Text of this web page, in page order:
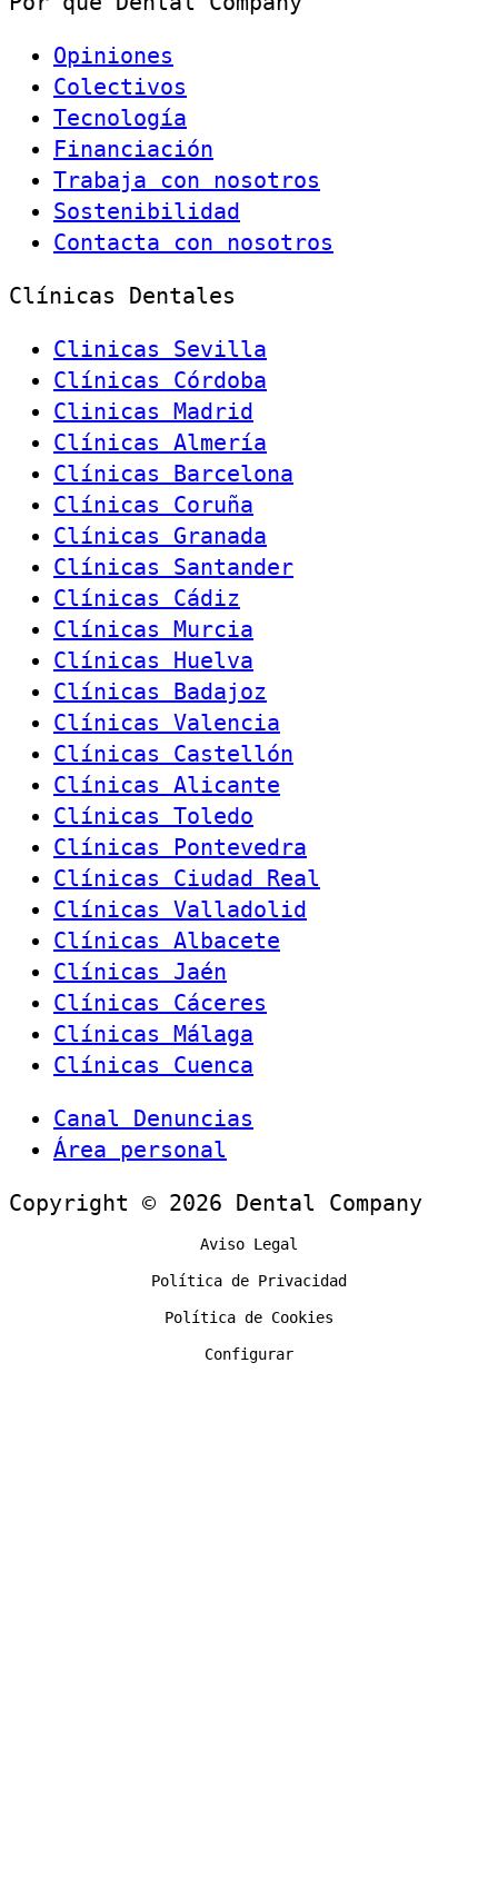
Opiniones
Colectivos
Tecnología
Financiación
Trabaja con nosotros
Sostenibilidad
Contacta con nosotros
Clínicas Dentales
Clinicas Sevilla
Clínicas Córdoba
Clinicas Madrid
Clínicas Almería
Clínicas Barcelona
Clínicas Coruña
Clínicas Granada
Clínicas Santander
Clínicas Cádiz
Clínicas Murcia
Clínicas Huelva
Clínicas Badajoz
Clínicas Valencia
Clínicas Castellón
Clínicas Alicante
Clínicas Toledo
Clínicas Pontevedra
Clínicas Ciudad Real
Clínicas Valladolid
Clínicas Albacete
Clínicas Jaén
Clínicas Cáceres
Clínicas Málaga
Clínicas Cuenca
Canal Denuncias
Área personal
Copyright © 2026 Dental Company
Aviso Legal
Política de Privacidad
Política de Cookies
Configurar